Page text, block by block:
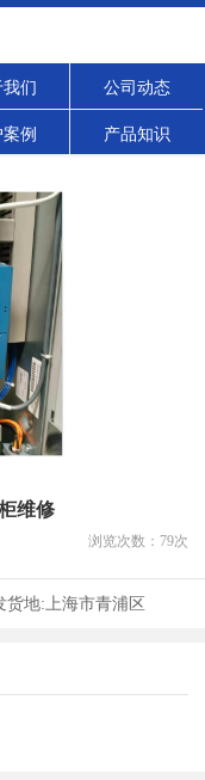
我们 公司动态
例 产品知识
维修
浏览次数： 79次
货地: 上海市青浦区